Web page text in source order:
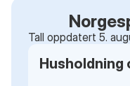
Tall oppdatert 5.